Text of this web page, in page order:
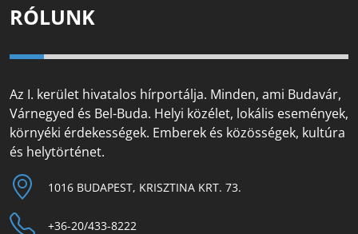
RÓLUNK
Az I. kerület hivatalos hírportálja. Minden, ami Budavár,
Várnegyed és Bel-Buda. Helyi közélet, lokális események,
környéki érdekességek. Emberek és közösségek, kultúra
és helytörténet.
1016 BUDAPEST, KRISZTINA KRT. 73.
+36-20/433-8222